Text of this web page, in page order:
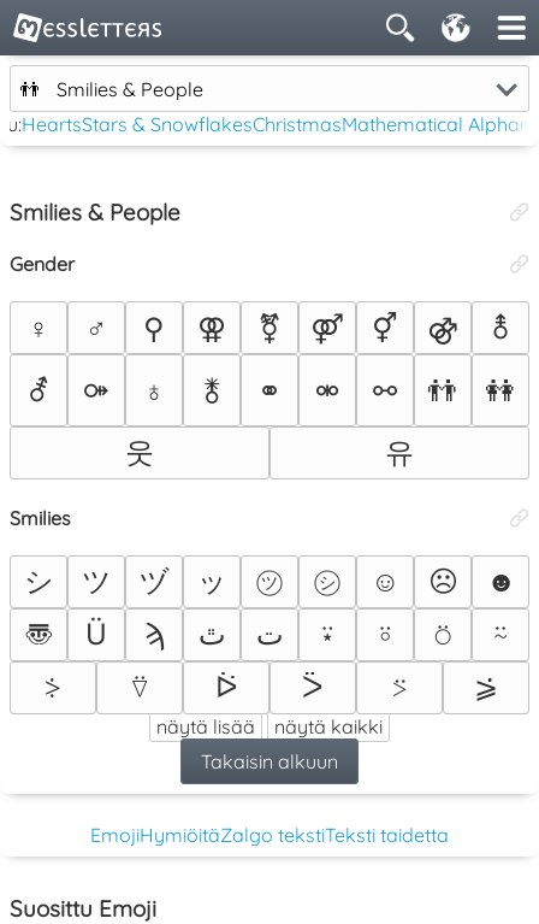
👬
Smilies & People
HeartsStars & SnowflakesChristmasMathematical
Smilies & People
Gender
♀ ♂ ⚲ ⚢ ⚧ ⚤ ⚥ ⚣
⚨
⚦
⚩ ♁ 🜬 ⚭ ⚮ ⚯ 👬
👭
웃
유
Smilies
シ ツ ヅ ッ ㋡ ㋛ ☺ ☹
☻
〠
Ü ϡ ﭢ ت ⍣ ⍤ ⍥
⍨
⸖
⍢ ᐖ ᐵ ⍩ ⪂
näytä lisää
näytä kaikki
Takaisin alkuun
EmojiHymiöitäZalgo tekstiTeksti taidetta
Suosittu Emoji